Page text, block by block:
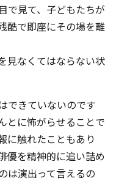
で見て、子どもたちが
酷で即座にその場を離
見なくてはならない状
できていないのです
とに怖がらせることで
に触れたこともあり
優を精神的に追い詰め
は演出って言えるの